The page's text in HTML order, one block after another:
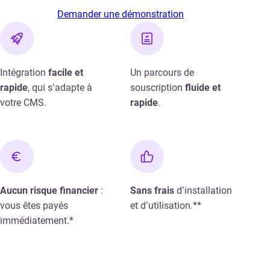
Demander une démonstration
Intégration facile et
rapide, qui s’adapte à
votre CMS.
Un parcours de
souscriptionfluide et
rapide.
Aucun risque financier :
vous êtes payés
immédiatement.*
Sans frais d’installation
et d’utilisation.**